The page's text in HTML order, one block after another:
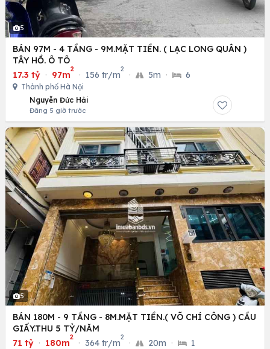
5
BÁN 97M - 4 TẦNG - 9M.MẶT TIỀN. ( LẠC LONG QUÂN )
TÂY HỒ. Ô TÔ
17.3 tỷ · 97m
2
· 156 tr/m
2
· 5m · 6
Thành phố Hà Nội
Nguyễn Đức Hải
Đăng 5 giờ trước
5
BÁN 180M - 9 TẦNG - 8M.MẶT TIỀN.( VÕ CHÍ CÔNG ) CẦU
GIẤY.THU 5 TỶ/NĂM
71 tỷ · 180m
2
· 364 tr/m
2
· 20m · 1